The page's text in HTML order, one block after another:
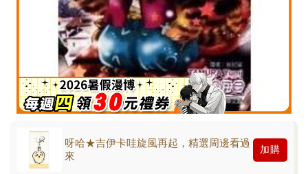
呀哈★吉伊卡哇旋風再起，精選周邊看過
來
加購